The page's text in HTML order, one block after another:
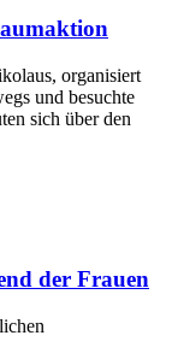
organisiert
und besuchte
sich über den
der Frauen